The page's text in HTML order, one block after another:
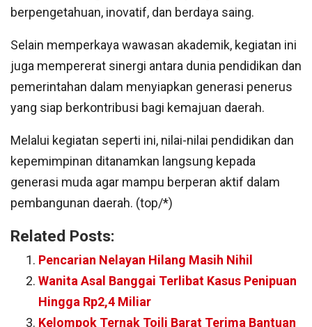
berpengetahuan, inovatif, dan berdaya saing.
Selain memperkaya wawasan akademik, kegiatan ini
juga mempererat sinergi antara dunia pendidikan dan
pemerintahan dalam menyiapkan generasi penerus
yang siap berkontribusi bagi kemajuan daerah.
Melalui kegiatan seperti ini, nilai-nilai pendidikan dan
kepemimpinan ditanamkan langsung kepada
generasi muda agar mampu berperan aktif dalam
pembangunan daerah. (top/*)
Related Posts:
Pencarian Nelayan Hilang Masih Nihil
Wanita Asal Banggai Terlibat Kasus Penipuan
Hingga Rp2,4 Miliar
Kelompok Ternak Toili Barat Terima Bantuan